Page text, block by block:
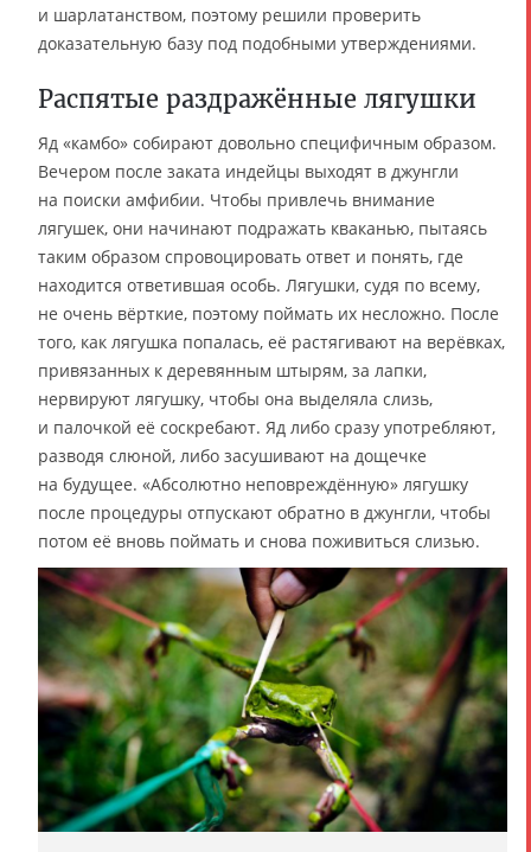
и шарлатанством, поэтому решили проверить
доказательную базу под подобными утверждениями.
Распятые раздражённые лягушки
Яд «камбо» собирают довольно специфичным образом.
Вечером после заката индейцы выходят в джунгли
на поиски амфибии. Чтобы привлечь внимание
лягушек, они начинают подражать кваканью, пытаясь
таким образом спровоцировать ответ и понять, где
находится ответившая особь. Лягушки, судя по всему,
не очень вёрткие, поэтому поймать их несложно. После
того, как лягушка попалась, её растягивают на верёвках,
привязанных к деревянным штырям, за лапки,
нервируют лягушку, чтобы она выделяла слизь,
и палочкой её соскребают. Яд либо сразу употребляют,
разводя слюной, либо засушивают на дощечке
на будущее. «Абсолютно неповреждённую» лягушку
после процедуры отпускают обратно в джунгли, чтобы
потом её вновь поймать и снова поживиться слизью.